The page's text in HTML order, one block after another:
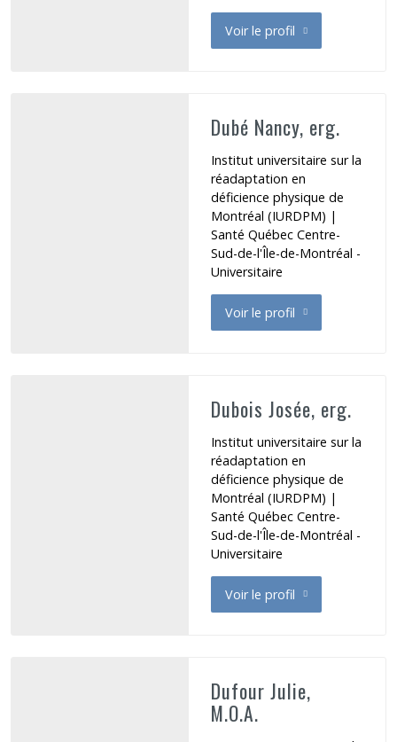
Voir le profil
de Doré Katherine
Dubé Nancy, erg.
Institut universitaire sur la
réadaptation en
déficience physique de
Montréal (IURDPM) |
Santé Québec Centre-
Sud-de-l'Île-de-Montréal -
Universitaire
Voir le profil
de Dubé Nancy
Dubois Josée, erg.
Institut universitaire sur la
réadaptation en
déficience physique de
Montréal (IURDPM) |
Santé Québec Centre-
Sud-de-l'Île-de-Montréal -
Universitaire
Voir le profil
de Dubois Josée
Dufour Julie,
M.O.A.